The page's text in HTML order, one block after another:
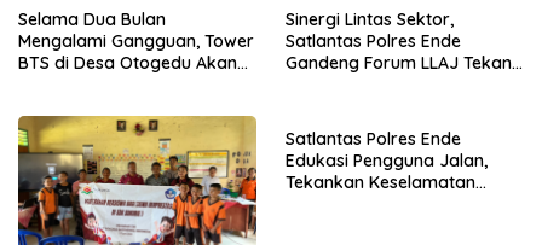
Selama Dua Bulan
Mengalami Gangguan, Tower
BTS di Desa Otogedu Akan
Sinergi Lintas Sektor,
Satlantas Polres Ende
Gandeng Forum LLAJ Tekan
Satlantas Polres Ende
Edukasi Pengguna Jalan,
Tekankan Keselamatan